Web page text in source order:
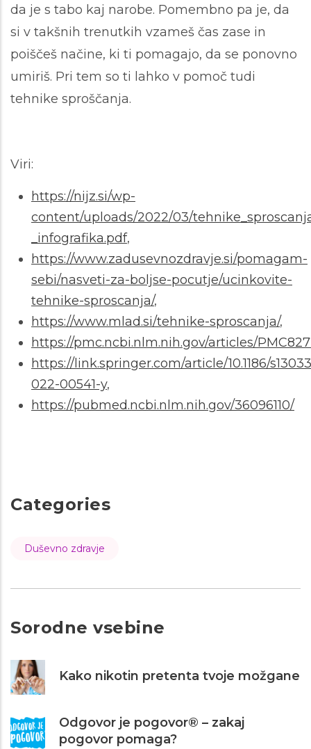
da je s tabo kaj narobe. Pomembno pa je, da
si v takšnih trenutkih vzameš čas zase in
poiščeš načine, ki ti pomagajo, da se ponovno
umiriš. Pri tem so ti lahko v pomoč tudi
tehnike sproščanja.
Viri:
https://nijz.si/wp-
content/uploads/2022/03/
_infografika.pdf,
https://www.zadusevnozdravje.si/pomagam-
sebi/nasveti-za-boljse-pocutje/ucinkovite-
tehnike-sproscanja/,
https://www.mlad.si/tehnike-sproscanja/,
https://pmc.ncbi.nlm.nih.gov/articles/
https://link.springer.com/article/10.1186/
022-00541-y,
https://pubmed.ncbi.nlm.nih.gov/36096110/
Categories
Duševno zdravje
Sorodne vsebine
Kako nikotin pretenta tvoje možgane
Odgovor je pogovor® – zakaj
pogovor pomaga?